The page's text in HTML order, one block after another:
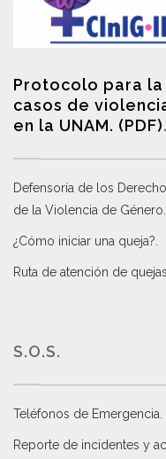
Protocolo para
casos de
en la UNAM. (PDF).
Defensoría de los
de la Violencia de Género
¿Cómo iniciar una queja?
Ruta de atención de
S.O.S.
Teléfonos de Emergencia.
Reporte de incidentes y